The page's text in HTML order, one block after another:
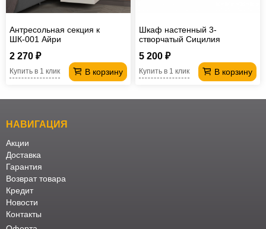
Антресольная секция к
ШК-001 Айри
2 270 ₽
В корзину
Купить в 1 клик
Шкаф настенный 3-
створчатый Сицилия
5 200 ₽
В корзину
Купить в 1 клик
НАВИГАЦИЯ
Акции
Доставка
Гарантия
Возврат товара
Кредит
Новости
Контакты